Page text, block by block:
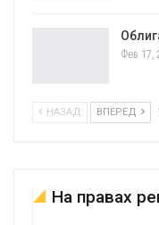
Фев 17,
НАЗАД ВПЕРЕД
На правах